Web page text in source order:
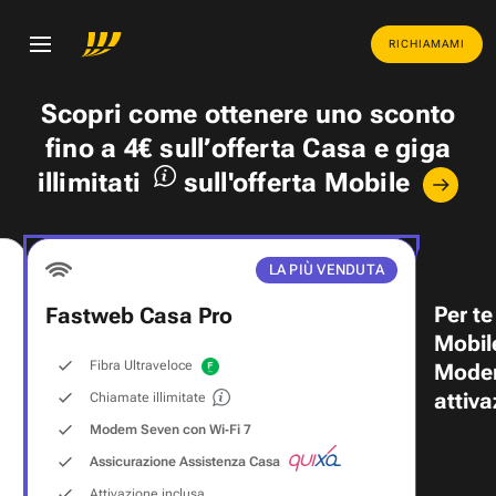
RICHIAMAMI
Scopri come ottenere uno sconto
fino a 4€ sull’offerta Casa egiga
illimitati
sull'offerta Mobile
LA PIÙ VENDUTA
Fastweb Casa Pro
Fibra Ultraveloce
Chiamate illimitate
Modem Seven con Wi‑Fi 7
Assicurazione Assistenza Casa
Per